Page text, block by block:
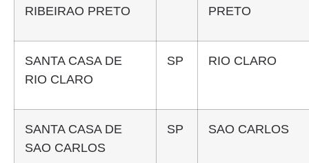
RIBEIRAO PRETO PRETO
SANTA CASA DE
RIO CLARO
SP RIO CLARO
SANTA CASA DE
SAO CARLOS
SP SAO CARLOS